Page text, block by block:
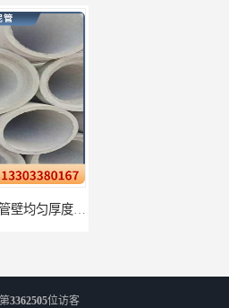
沧州水泥管电话 管壁均匀厚度一致
3362505位访客